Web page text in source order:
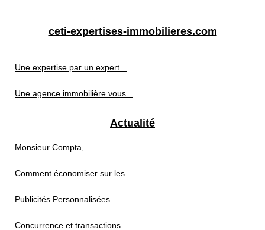
ceti-expertises-immobilieres.com
Une expertise par un expert...
Une agence immobilière vous...
Actualité
Monsieur Compta,...
Comment économiser sur les...
Publicités Personnalisées...
Concurrence et transactions...